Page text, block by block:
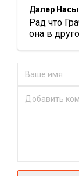
Далер
Рад что
она в